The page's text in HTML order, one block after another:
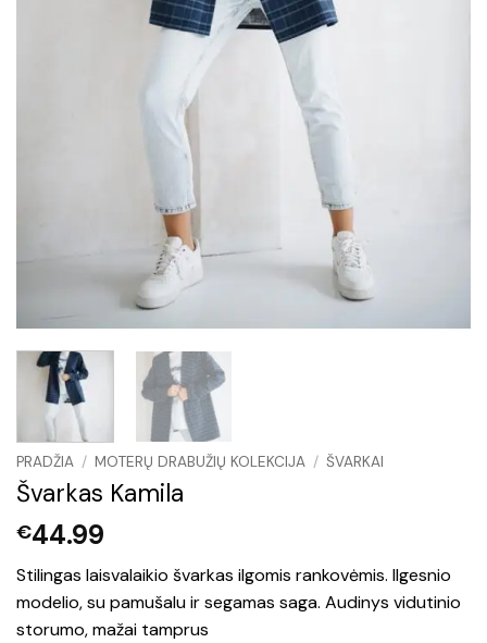
PRADŽIA / MOTERŲ DRABUŽIŲ KOLEKCIJA / ŠVARKAI
Švarkas Kamila
€44.99
Stilingas laisvalaikio švarkas ilgomis rankovėmis. Ilgesnio
modelio, su pamušalu ir segamas saga. Audinys vidutinio
storumo, mažai tamprus